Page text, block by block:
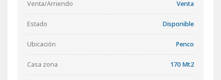
Venta/Arriendo Venta
Estado Disponible
Ubicación Penco
Casa zona 170 Mt2